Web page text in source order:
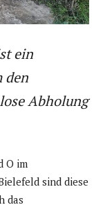
ein
den
Abholung
O im
sind diese
das